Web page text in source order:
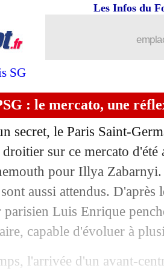
SG
Les Infos du
: le mercato, une
secret, le Paris Saint-
sur ce mercato d'été
pour Illya
aussi attendus.
Luis Enrique
capable d'évoluer à
l'arrivée d'un avant-
disponible pour 40 M€
Liverpool en
jugé intouchable !
a pris sa décision
: malgré l'OM, Igamane dit
dépose une nouvelle
Lewis-Skelly verrouillé